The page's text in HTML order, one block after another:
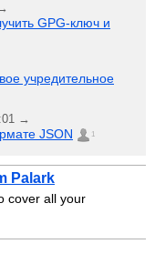
GPG-ключ и
учредительное
→
JSON 1
Palark
cover all your